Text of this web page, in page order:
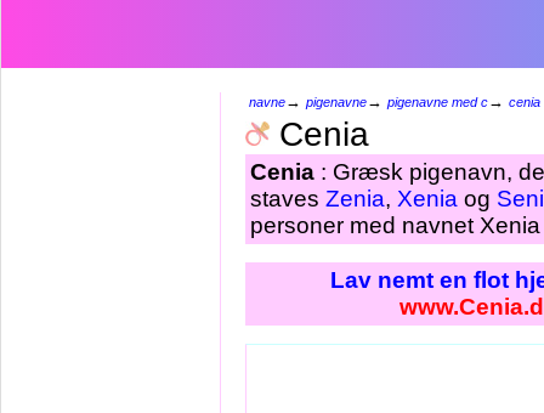
navne→ pigenavne→ pigenavne med c→ cenia
Cenia
Cenia : Græsk pigenavn,
staves Zenia, Xenia og
personer med navnet
Lav nemt en flot